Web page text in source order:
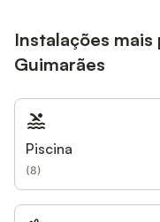
Instalações
Guimarães
Piscina
(8)